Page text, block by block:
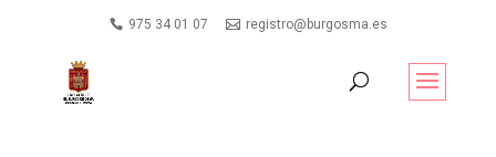
975 34 01 07 registro@burgosma.es